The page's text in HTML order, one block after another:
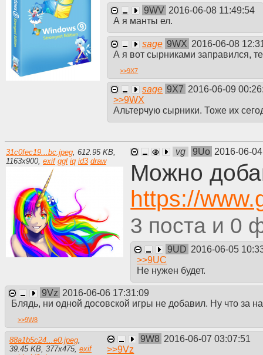
9WV 2016-06-08 11:49:54
А я манты ел.
sage 9WX 2016-06-08
А я вот сырниками заправился,
>>9X7
sage 9X7 2016-06-09
>>9WX
Альтерчую сырники. Тоже их
31c0fec19...bc.jpeg, 612.95 KB,
1163x900, exif ggl iq id3 draw
vg 9Uo 2016-06-
Можно
https://
3 0
9UD 2016-06-05
>>9UC
Не нужен будет.
9Vz 2016-06-06 17:31:09
Блядь, ни одной досовской игры не добавил. Ну что за
>>9W8
88a1b5c24...e0.jpeg,
39.45 KB, 377x475, exif
9W8 2016-06-07 03:07:51
>>9Vz